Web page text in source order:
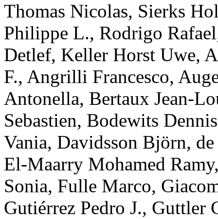
Thomas Nicolas, Sierks
Philippe L., Rodrigo Rafael
Detlef, Keller Horst Uwe,
F., Angrilli Francesco,
Antonella, Bertaux Jean-
Sebastien, Bodewits Dennis
Vania, Davidsson Björn,
El-Maarry Mohamed Ramy
Sonia, Fulle Marco,
Gutiérrez Pedro J., Guttler